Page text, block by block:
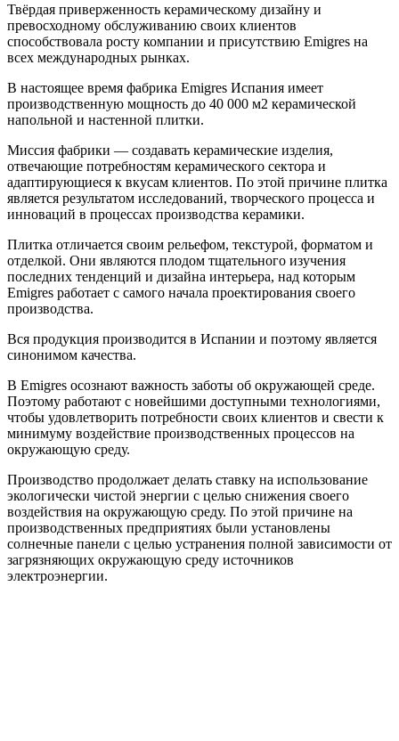
Твёрдая приверженность керамическому дизайну и
превосходному обслуживанию своих клиентов
способствовала росту компании и присутствию Emigres на
всех международных рынках.
В настоящее время фабрика Emigres Испания имеет
производственную мощность до 40 000 м2 керамической
напольной и настенной плитки.
Миссия фабрики — создавать керамические изделия,
отвечающие потребностям керамического сектора и
адаптирующиеся к вкусам клиентов. По этой причине плитка
является результатом исследований, творческого процесса и
инноваций в процессах производства керамики.
Плитка отличается своим рельефом, текстурой, форматом и
отделкой. Они являются плодом тщательного изучения
последних тенденций и дизайна интерьера, над которым
Emigres работает с самого начала проектирования своего
производства.
Вся продукция производится в Испании и поэтому является
синонимом качества.
В Emigres осознают важность заботы об окружающей среде.
Поэтому работают с новейшими доступными технологиями,
чтобы удовлетворить потребности своих клиентов и свести к
минимуму воздействие производственных процессов на
окружающую среду.
Производство продолжает делать ставку на использование
экологически чистой энергии с целью снижения своего
воздействия на окружающую среду. По этой причине на
производственных предприятиях были установлены
солнечные панели с целью устранения полной зависимости от
загрязняющих окружающую среду источников
электроэнергии.